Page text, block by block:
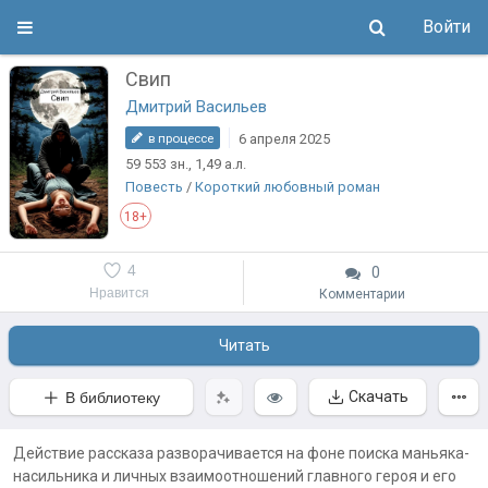
Войти
Свип
Дмитрий Васильев
в процессе
6 апреля 2025
59 553 зн., 1,49 а.л.
Повесть /Короткий любовный роман
18+
Нравится
4 0
Комментарии
Читать
В библиотеку Скачать
Действие рассказа разворачивается на фоне поиска маньяка-
насильника и личных взаимоотношений главного героя и его